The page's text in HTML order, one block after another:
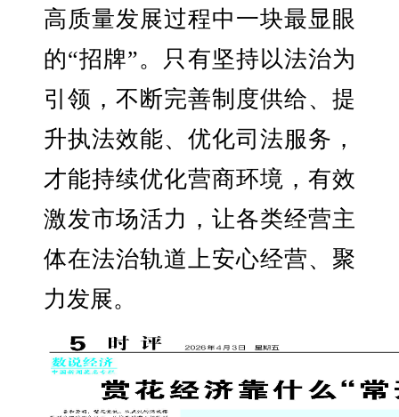
高质量发展过程中一块最显眼
的“招牌”。只有坚持以法治为
引领，不断完善制度供给、提
升执法效能、优化司法服务，
才能持续优化营商环境，有效
激发市场活力，让各类经营主
体在法治轨道上安心经营、聚
力发展。